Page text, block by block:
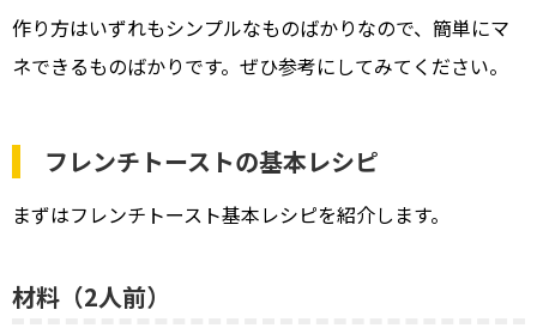
作り方はいずれもシンプルなものばかりなので、簡単にマ
ネできるものばかりです。ぜひ参考にしてみてください。
フレンチトーストの基本レシピ
まずはフレンチトースト基本レシピを紹介します。
材料（2人前）